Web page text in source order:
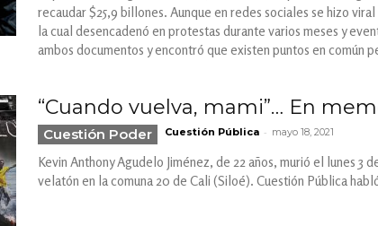
recaudar $25,9 billones. Aunque en redes sociales se hizo
la cual desencadenó en protestas durante varios meses y
ambos documentos y encontró que existen puntos en común
“Cuando vuelva, mami”… En
Cuestión Poder Cuestión Pública - mayo 18, 2021
Kevin Anthony Agudelo Jiménez, de 22 años, murió el lunes 3
velatón en la comuna 20 de Cali (Siloé). Cuestión Pública